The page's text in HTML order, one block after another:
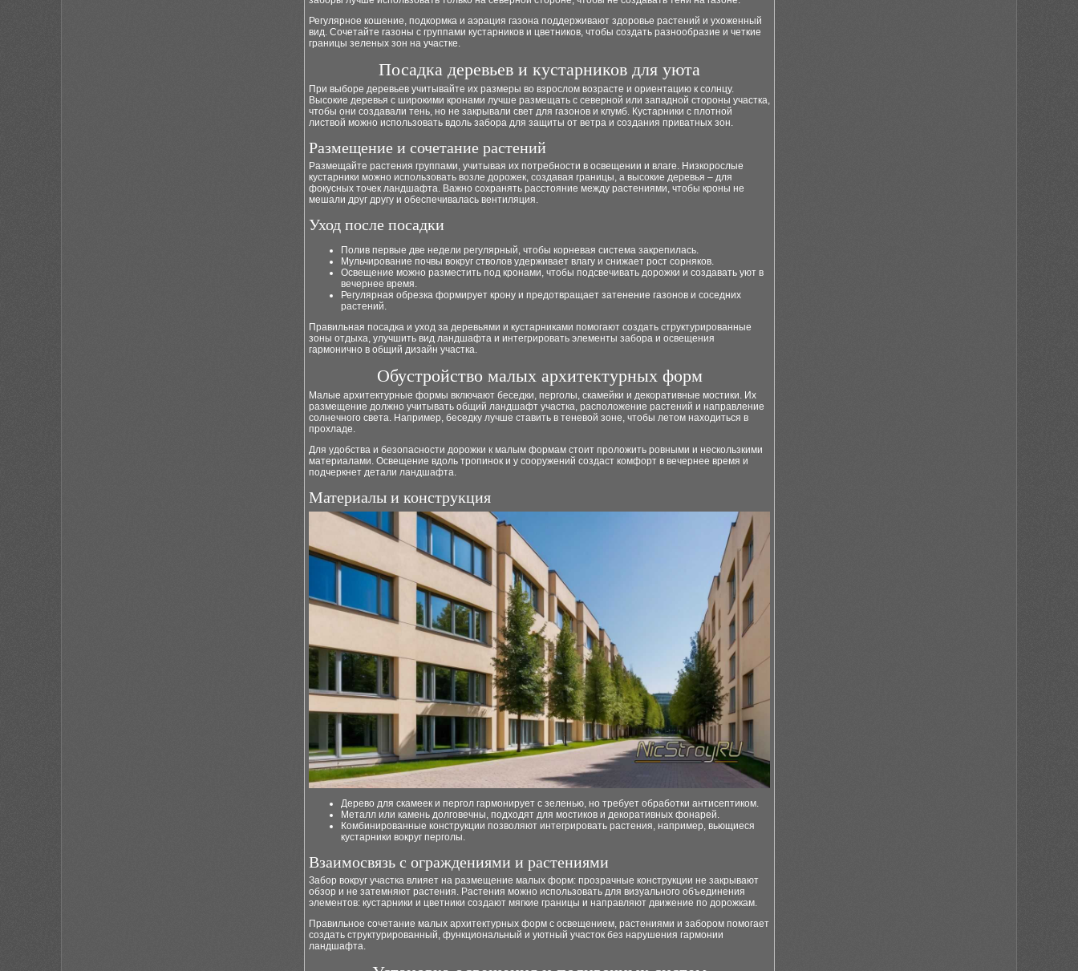
Регулярное кошение, подкормка и аэрация газона поддерживают здоровье растений и ухоженный
вид. Сочетайте газоны с группами кустарников и цветников, чтобы создать разнообразие и четкие
границы зеленых зон на участке.
Посадка деревьев и кустарников для уюта
При выборе деревьев учитывайте их размеры во взрослом возрасте и ориентацию к солнцу.
Высокие деревья с широкими кронами лучше размещать с северной или западной стороны участка,
чтобы они создавали тень, но не закрывали свет для газонов и клумб. Кустарники с плотной
листвой можно использовать вдоль забора для защиты от ветра и создания приватных зон.
Размещение и сочетание растений
Размещайте растения группами, учитывая их потребности в освещении и влаге. Низкорослые
кустарники можно использовать возле дорожек, создавая границы, а высокие деревья – для
фокусных точек ландшафта. Важно сохранять расстояние между растениями, чтобы кроны не
мешали друг другу и обеспечивалась вентиляция.
Уход после посадки
Полив первые две недели регулярный, чтобы корневая система закрепилась.
Мульчирование почвы вокруг стволов удерживает влагу и снижает рост сорняков.
Освещение можно разместить под кронами, чтобы подсвечивать дорожки и создавать уют в
вечернее время.
Регулярная обрезка формирует крону и предотвращает затенение газонов и соседних
растений.
Правильная посадка и уход за деревьями и кустарниками помогают создать структурированные
зоны отдыха, улучшить вид ландшафта и интегрировать элементы забора и освещения
гармонично в общий дизайн участка.
Обустройство малых архитектурных форм
Малые архитектурные формы включают беседки, перголы, скамейки и декоративные мостики. Их
размещение должно учитывать общий ландшафт участка, расположение растений и направление
солнечного света. Например, беседку лучше ставить в теневой зоне, чтобы летом находиться в
прохладе.
Для удобства и безопасности дорожки к малым формам стоит проложить ровными и нескользкими
материалами. Освещение вдоль тропинок и у сооружений создаст комфорт в вечернее время и
подчеркнет детали ландшафта.
Материалы и конструкция
Дерево для скамеек и пергол гармонирует с зеленью, но требует обработки антисептиком.
Металл или камень долговечны, подходят для мостиков и декоративных фонарей.
Комбинированные конструкции позволяют интегрировать растения, например, вьющиеся
кустарники вокруг перголы.
Взаимосвязь с ограждениями и растениями
Забор вокруг участка влияет на размещение малых форм: прозрачные конструкции не закрывают
обзор и не затемняют растения. Растения можно использовать для визуального объединения
элементов: кустарники и цветники создают мягкие границы и направляют движение по дорожкам.
Правильное сочетание малых архитектурных форм с освещением, растениями и забором помогает
создать структурированный, функциональный и уютный участок без нарушения гармонии
ландшафта.